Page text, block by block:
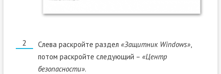
Слева раскройте раздел «Защитник Windows»,
потом раскройте следующий – «Центр
безопасности».